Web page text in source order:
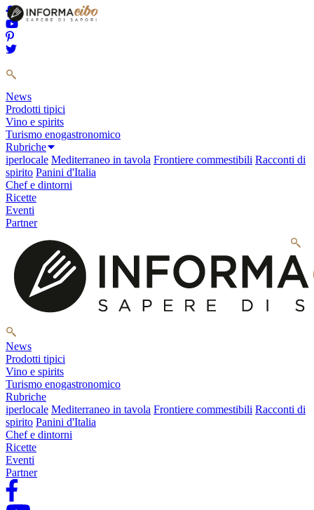
News
Prodotti tipici
Vino e spirits
Turismo enogastronomico
Rubriche
iperlocale Mediterraneo in tavola Frontiere commestibili Racconti di
spirito Panini d'Italia
Chef e dintorni
Ricette
Eventi
Partner
News
Prodotti tipici
Vino e spirits
Turismo enogastronomico
Rubriche
iperlocale Mediterraneo in tavola Frontiere commestibili Racconti di
spirito Panini d'Italia
Chef e dintorni
Ricette
Eventi
Partner